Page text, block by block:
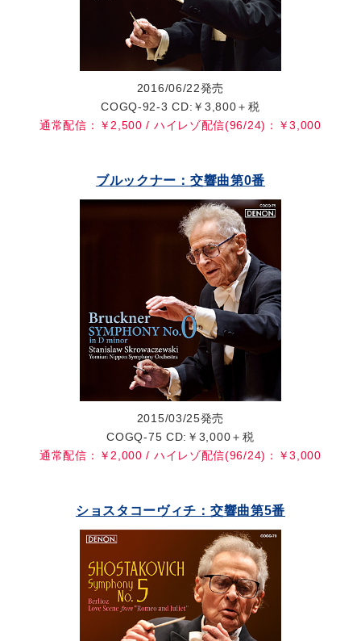
2016/06/22発売
COGQ-92-3 CD:￥3,800＋税
通常配信：￥2,500 / ハイレゾ配信(96/24)：￥3,000
ブルックナー：交響曲第0番
2015/03/25発売
COGQ-75 CD:￥3,000＋税
通常配信：￥2,000 / ハイレゾ配信(96/24)：￥3,000
ショスタコーヴィチ：交響曲第5番